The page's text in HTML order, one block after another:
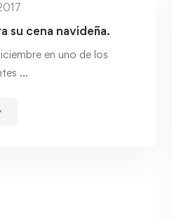
su cena navideña.
en uno de los
…